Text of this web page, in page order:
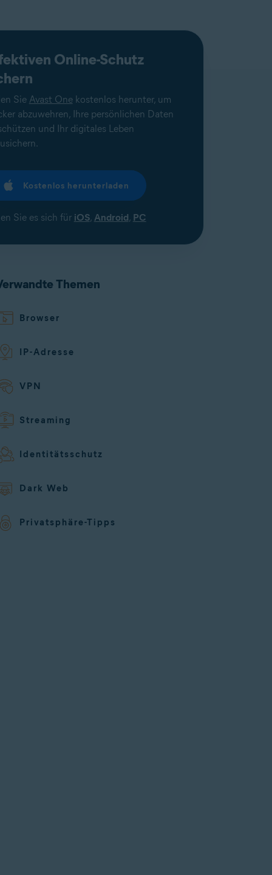
Online-Schutz
Sie Avast Onekostenlos herunter, um
abzuwehren, Ihre persönlichen Daten
und Ihr digitales Leben
Kostenlos herunterladen
Sie es sich für iOS, Android, PC
Themen
Browser
IP-Adresse
VPN
Streaming
Identitätsschutz
Dark Web
Privatsphäre-Tipps